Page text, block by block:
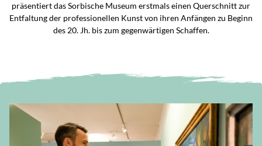
präsentiert das Sorbische Museum erstmals einen Querschnitt zur
Entfaltung der professionellen Kunst von ihren Anfängen zu Beginn
des 20. Jh. bis zum gegenwärtigen Schaffen.